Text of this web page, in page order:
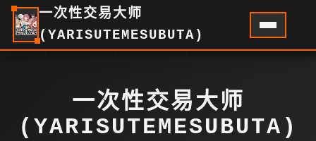
一次性交易大师
(YARISUTEMESUBUTA)
一次性交易大师
(YARISUTEMESUBUTA)